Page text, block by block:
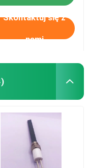
Skontaktuj się z
nami